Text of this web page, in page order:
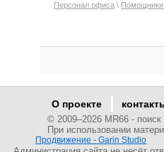
Персонал офиса \ Помощники
О проекте
© 2009–2026 MR66 -
При использовании
Продвижение - Garin Studio